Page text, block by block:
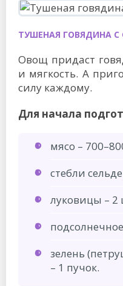
ТУШЕНАЯ ГОВЯДИНА С
Овощ придаст
и мягкость. А
силу каждому.
Для начала
мясо –
стебли
луковицы – 2
зелень
– 1 пучок.